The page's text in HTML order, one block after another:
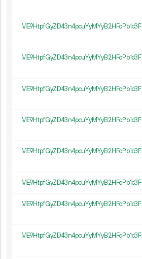
ME9HtpfGyZD43n4pcuYyMYyB2HFoPb1c3F
ME9HtpfGyZD43n4pcuYyMYyB2HFoPb1c3F
ME9HtpfGyZD43n4pcuYyMYyB2HFoPb1c3F
ME9HtpfGyZD43n4pcuYyMYyB2HFoPb1c3F
ME9HtpfGyZD43n4pcuYyMYyB2HFoPb1c3F
ME9HtpfGyZD43n4pcuYyMYyB2HFoPb1c3F
ME9HtpfGyZD43n4pcuYyMYyB2HFoPb1c3F
ME9HtpfGyZD43n4pcuYyMYyB2HFoPb1c3F